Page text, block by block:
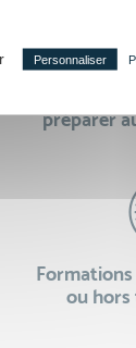
préparer
ou hors
Personnaliser